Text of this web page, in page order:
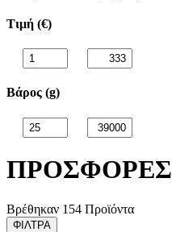
Τιμή (€)
Βάρος (g)
ΠΡΟΣΦΟΡΕΣ
Βρέθηκαν 154 Προϊόντα
ΦΙΛΤΡΑ